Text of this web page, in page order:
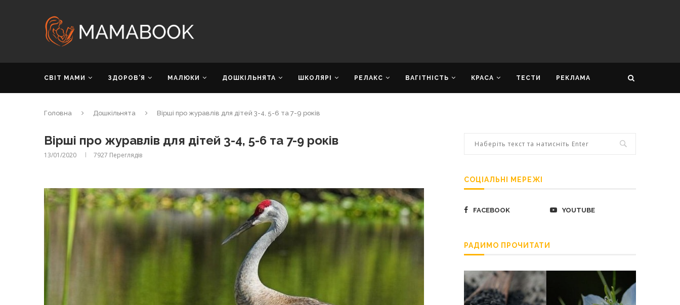
СВІТ МАМИ ЗДОРОВ’Я МАЛЮКИ ДОШКІЛЬНЯТА ШКОЛЯРІ РЕЛАКС ВАГІТНІСТЬ КРАСА ТЕСТИ РЕКЛАМА
Головна Дошкільнята Вірші про журавлів для дітей 3-4, 5-6 та 7-9 років
Вірші про журавлів для дітей 3-4, 5-6 та 7-9 років
13/01/2020 7927 Переглядів
СОЦІАЛЬНІ МЕРЕЖІ
FACEBOOK YOUTUBE
РАДИМО ПРОЧИТАТИ